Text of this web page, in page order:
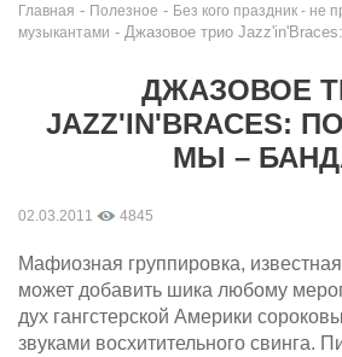
Главная - Полезное - Без кого праздник - не
музыкантами - Джазовое трио
ДЖАЗОВОЕ
JAZZ'IN'BRACES:
МЫ –
02.03.2011 4845
Мафиозная группировка,
может добавить шика любому
дух гангстерской Америки
звуками восхитительного свинга.